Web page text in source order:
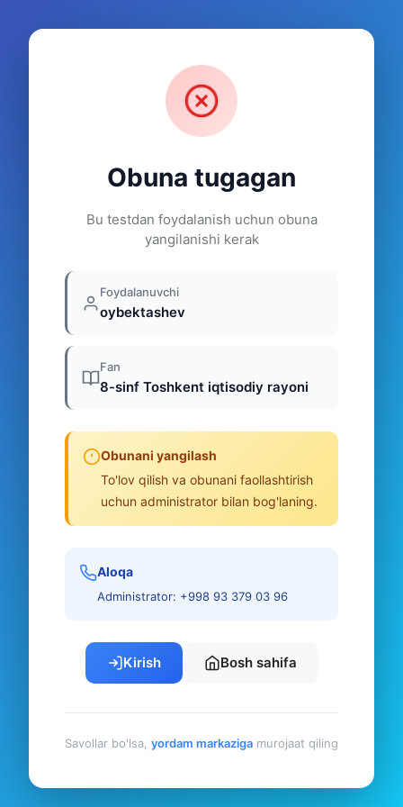
Obuna tugagan
Bu testdan foydalanish uchun obuna
yangilanishi kerak
Foydalanuvchi
oybektashev
Fan
8-sinf Toshkent iqtisodiy rayoni
Obunani yangilash
To'lov qilish va obunani faollashtirish
uchun administrator bilan bog'laning.
Aloqa
Administrator: +998 93 379 03 96
Kirish Bosh sahifa
Savollar bo'lsa, yordam markaziga murojaat qiling